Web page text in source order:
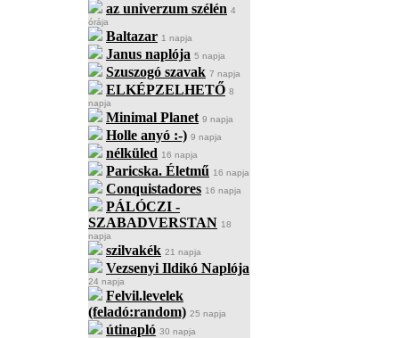
az univerzum szélén 4
órája
Baltazar 1 napja
Janus naplója 5 napja
Szuszogó szavak 7 napja
ELKÉPZELHETŐ 8
napja
Minimal Planet 9 napja
Holle anyó :-) 9 napja
nélküled 16 napja
Paricska. Életmű 16 napja
Conquistadores 16 napja
PÁLÓCZI -
SZABADVERSTAN 18
napja
szilvakék 21 napja
Vezsenyi Ildikó Naplója
24 napja
Felvil.levelek
(feladó:random) 25 napja
útinapló 30 napja